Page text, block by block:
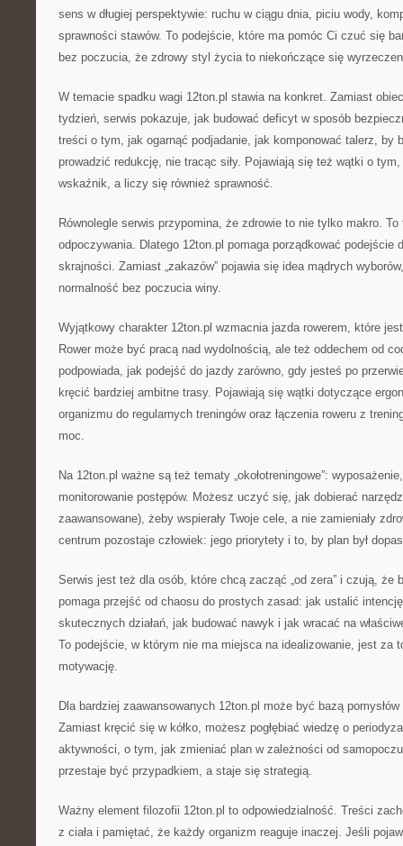
sens w długiej perspektywie: ruchu w ciągu dnia, piciu wody,
sprawności stawów. To podejście, które ma pomóc Ci czuć się
bez poczucia, że zdrowy styl życia to niekończące się
W temacie spadku wagi 12ton.pl stawia na konkret. Zamiast
tydzień, serwis pokazuje, jak budować deficyt w sposób
treści o tym, jak ogarnąć podjadanie, jak komponować talerz, by
prowadzić redukcję, nie tracąc siły. Pojawiają się też wątki o
wskaźnik, a liczy się również sprawność.
Równolegle serwis przypomina, że zdrowie to nie tylko makro.
odpoczywania. Dlatego 12ton.pl pomaga porządkować podejście
skrajności. Zamiast „zakazów” pojawia się idea mądrych
normalność bez poczucia winy.
Wyjątkowy charakter 12ton.pl wzmacnia jazda rowerem, które
Rower może być pracą nad wydolnością, ale też oddechem od
podpowiada, jak podejść do jazdy zarówno, gdy jesteś po
kręcić bardziej ambitne trasy. Pojawiają się wątki dotyczące
organizmu do regularnych treningów oraz łączenia roweru z
moc.
Na 12ton.pl ważne są też tematy „okołotreningowe”:
monitorowanie postępów. Możesz uczyć się, jak dobierać
zaawansowane), żeby wspierały Twoje cele, a nie zamieniały
centrum pozostaje człowiek: jego priorytety i to, by plan był
Serwis jest też dla osób, które chcą zacząć „od zera” i czują, że
pomaga przejść od chaosu do prostych zasad: jak ustalić
skutecznych działań, jak budować nawyk i jak wracać na
To podejście, w którym nie ma miejsca na idealizowanie, jest za
motywację.
Dla bardziej zaawansowanych 12ton.pl może być bazą
Zamiast kręcić się w kółko, możesz pogłębiać wiedzę o
aktywności, o tym, jak zmieniać plan w zależności od
przestaje być przypadkiem, a staje się strategią.
Ważny element filozofii 12ton.pl to odpowiedzialność. Treści
z ciała i pamiętać, że każdy organizm reaguje inaczej. Jeśli